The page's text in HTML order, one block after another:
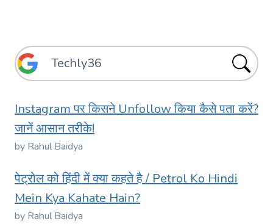
Instagram पर किसने Unfollow किया कैसे पता करें?
जानें आसान तरीके!
by Rahul Baidya
पेट्रोल को हिंदी में क्या कहते है / Petrol Ko Hindi
Mein Kya Kahate Hain?
by Rahul Baidya